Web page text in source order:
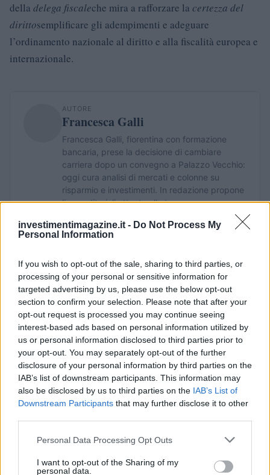
investimentimagazine.it - Do Not Process My
Personal Information
If you wish to opt-out of the sale, sharing to third parties, or
processing of your personal or sensitive information for
targeted advertising by us, please use the below opt-out
section to confirm your selection. Please note that after your
opt-out request is processed you may continue seeing
interest-based ads based on personal information utilized by
us or personal information disclosed to third parties prior to
your opt-out. You may separately opt-out of the further
disclosure of your personal information by third parties on the
IAB’s list of downstream participants. This information may
also be disclosed by us to third parties on the IAB’s List of
Downstream Participants that may further disclose it to other
Please note that this website/app uses one or more Google
not limited to your visit or usage behaviour. You may click to
Personal Data Processing Opt Outs
I want to opt-out of the Sharing of my
personal data.
della delega fiscaleche mira a rafforzare la certezza del
dirittosemplificare gli adempimenti e adeguare
l’ordinamento nazionale al diritto e alla fiscalità europea e
internazionale.
AUTORE
Francesca Galli
Francesca Galli, fiorentina con formazione
bancaria, prese la decisione di cambiare
carriera dopo un convegno a Palazzo Vecchio:
oggi cura analisi di mercati e colonne su
risparmio e investimenti. In redazione propone
linee editoriali attente alla trasparenza e
conserva l'agenda del primo impiego in banca.